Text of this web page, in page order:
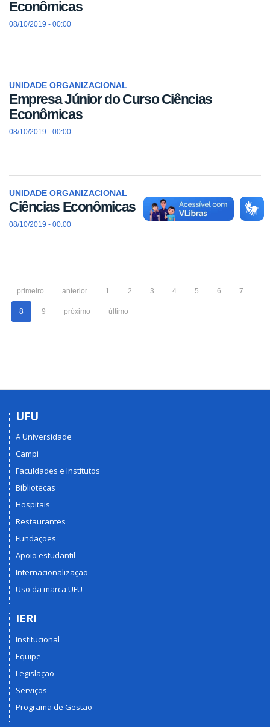
Econômicas
08/10/2019 - 00:00
UNIDADE ORGANIZACIONAL
Empresa Júnior do Curso Ciências
Econômicas
08/10/2019 - 00:00
UNIDADE ORGANIZACIONAL
Ciências Econômicas
08/10/2019 - 00:00
primeiro anterior 1 2 3 4 5 6 7
8 9 próximo último
UFU
A Universidade
Campi
Faculdades e Institutos
Bibliotecas
Hospitais
Restaurantes
Fundações
Apoio estudantil
Internacionalização
Uso da marca UFU
IERI
Institucional
Equipe
Legislação
Serviços
Programa de Gestão